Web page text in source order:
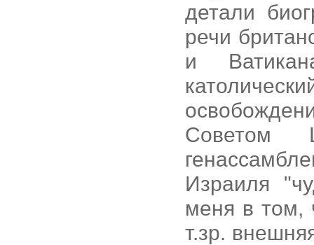
детали
речи
и
Советом
Израиля
меня в том,
т.зр.